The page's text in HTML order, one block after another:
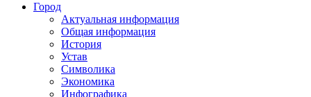
Город
Актуальная информация
Общая информация
История
Устав
Символика
Экономика
Инфографика